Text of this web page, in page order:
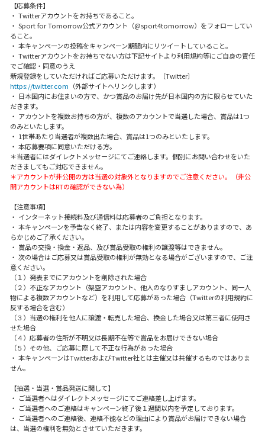
【応募条件】
・ Twitterアカウントをお持ちであること。
・ Sport for Tomorrow公式アカウント（@sport4tomorrow）をフォローしてい
ること。
・ 本キャンペーンの投稿をキャンペーン期間内にリツイートしていること。
・ Twitterアカウントをお持ちでない方は下記サイトより利用規約等にご自身の責任
でご確認・同意のうえ
新規登録をしていただければご応募いただけます。〔Twitter〕
https://twitter.com （外部サイトへリンクします）
・ 日本国内にお住まいの方で、かつ賞品のお届け先が日本国内の方に限らせていた
だきます。
・ アカウントを複数お持ちの方が、複数のアカウントで当選した場合、賞品は1つ
のみといたします。
・ 1世帯あたり当選者が複数出た場合、賞品は1つのみといたします。
・ 本応募要項に同意いただける方。
＊当選者にはダイレクトメッセージにてご連絡します。個別にお問い合わせをいた
だきましてもご対応できません。
＊アカウントが非公開の方は当選の対象外となりますのでご注意ください。（非公
開アカウントはRTの確認ができない為）
【注意事項】
・ インターネット接続料及び通信料は応募者のご負担となります。
・ 本キャンペーンを予告なく終了、または内容を変更することがありますので、あ
らかじめご了承ください。
・ 賞品の交換・換金・返品、及び賞品受取の権利の譲渡等はできません。
・ 次の場合はご応募又は賞品受取の権利が無効となる場合がございますので、ご注
意ください。
（１）発表までにアカウントを削除された場合
（２）不正なアカウント（架空アカウント、他人のなりすましアカウント、同一人
物による複数アカウントなど）を利用して応募があった場合（Twitterの利用規約に
反する場合を含む）
（３）当選の権利を他人に譲渡・転売した場合、換金した場合又は第三者に使用さ
せた場合
（４）応募者の住所が不明又は長期不在等で賞品をお届けできない場合
（５）その他、ご応募に際して不正な行為があった場合
・ 本キャンペーンはTwitterおよびTwitter社とは主催又は共催するものではありま
せん。
【抽選・当選・賞品発送に関して】
・ ご当選者へはダイレクトメッセージにてご連絡差し上げます。
・ ご当選者へのご連絡はキャンペーン終了後１週間以内を予定しております。
・ ご当選者へのご連絡後、連絡不能などの理由により賞品がお届けできない場合
は、当選の権利を無効とさせていただきます。